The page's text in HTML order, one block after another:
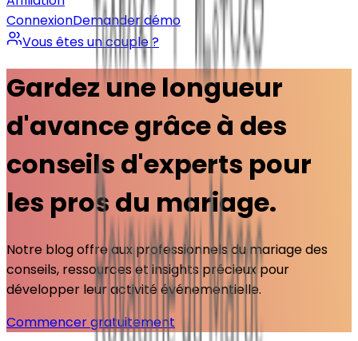
ConnexionDemander démo
Vous êtes un couple ?
Gardez une longueur
d'avance grâce à des
conseils d'experts pour
les pros du mariage.
Notre blog offre aux professionnels du mariage des
conseils, ressources et insights précieux pour
développer leur activité événementielle.
Commencer gratuitement